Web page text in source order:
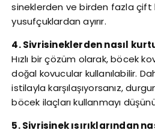
sineklerden ve birden fazla çift
yusufçuklardan ayırır.
4. Sivrisineklerden nasıl
Hızlı bir çözüm olarak, böcek
doğal kovucular kullanılabilir.
istilayla karşılaşıyorsanız,
böcek ilaçları kullanmayı
5. Sivrisinek ısırıklarından